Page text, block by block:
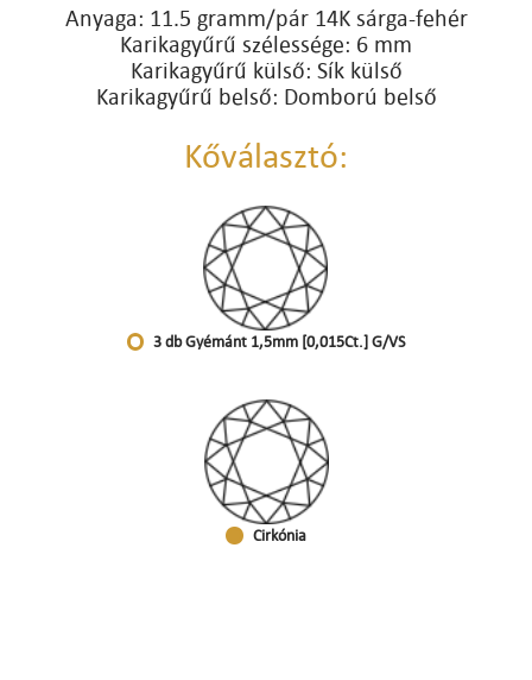
Anyaga: 11.5 gramm/pár 14K sárga-fehér
Karikagyűrű szélessége: 6 mm
Karikagyűrű külső: Sík külső
Karikagyűrű belső: Domború belső
Kőválasztó:
3 db Gyémánt 1,5mm [0,015Ct.] G/VS
Cirkónia